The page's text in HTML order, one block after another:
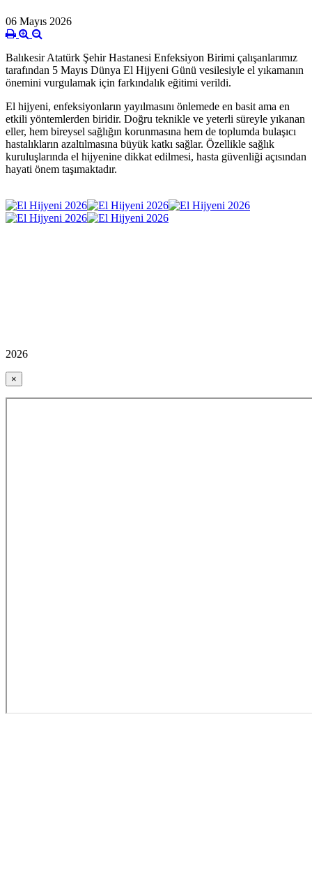
06 Mayıs 2026
Balıkesir Atatürk Şehir Hastanesi Enfeksiyon Birimi çalışanlarımız
tarafından 5 Mayıs Dünya El Hijyeni Günü vesilesiyle el yıkamanın
önemini vurgulamak için farkındalık eğitimi verildi.
El hijyeni, enfeksiyonların yayılmasını önlemede en basit ama en
etkili yöntemlerden biridir. Doğru teknikle ve yeterli süreyle yıkanan
eller, hem bireysel sağlığın korunmasına hem de toplumda bulaşıcı
hastalıkların azaltılmasına büyük katkı sağlar. Özellikle sağlık
kuruluşlarında el hijyenine dikkat edilmesi, hasta güvenliği açısından
hayati önem taşımaktadır.
2026
×